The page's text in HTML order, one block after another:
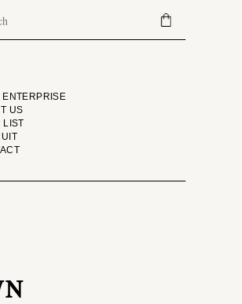
ENTERPRISE
US
LIST